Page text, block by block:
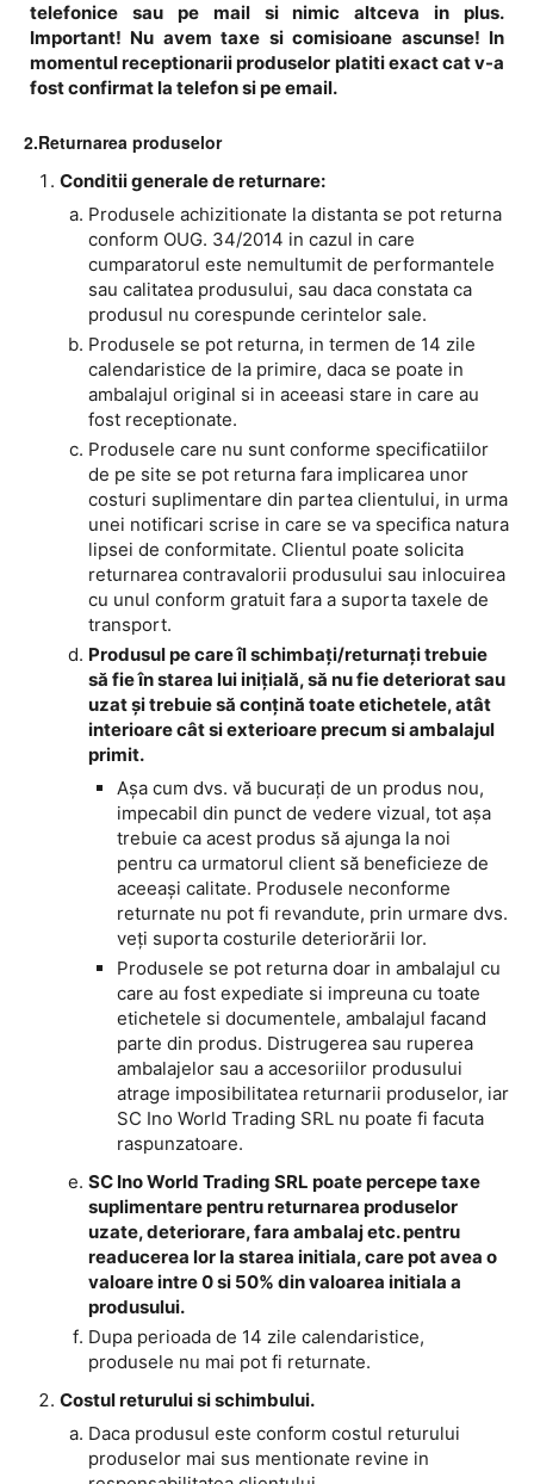
telefonice sau pe mail si nimic altceva in plus.
Important! Nu avem taxe si comisioane ascunse! In
momentul receptionarii produselor platiti exact cat v-a
fost confirmat la telefon si pe email.
2.Returnarea produselor
Conditii generale de returnare:
Produsele achizitionate la distanta se pot returna
conform OUG. 34/2014 in cazul in care
cumparatorul este nemultumit de performantele
sau calitatea produsului, sau daca constata ca
produsul nu corespunde cerintelor sale.
Produsele se pot returna, in termen de 14 zile
calendaristice de la primire, daca se poate in
ambalajul original si in aceeasi stare in care au
fost receptionate.
Produsele care nu sunt conforme specificatiilor
de pe site se pot returna fara implicarea unor
costuri suplimentare din partea clientului, in urma
unei notificari scrise in care se va specifica natura
lipsei de conformitate. Clientul poate solicita
returnarea contravalorii produsului sau inlocuirea
cu unul conform gratuit fara a suporta taxele de
transport.
Produsul pe care îl schimbaţi/returnaţi trebuie
să fie în starea lui iniţială, să nu fie deteriorat sau
uzat şi trebuie să conțină toate etichetele, atât
interioare cât si exterioare precum si ambalajul
primit.
Așa cum dvs. vă bucurați de un produs nou,
impecabil din punct de vedere vizual, tot așa
trebuie ca acest produs să ajunga la noi
pentru ca urmatorul client să beneficieze de
aceeași calitate. Produsele neconforme
returnate nu pot fi revandute, prin urmare dvs.
veți suporta costurile deteriorării lor.
Produsele se pot returna doar in ambalajul cu
care au fost expediate si impreuna cu toate
etichetele si documentele, ambalajul facand
parte din produs. Distrugerea sau ruperea
ambalajelor sau a accesoriilor produsului
atrage imposibilitatea returnarii produselor, iar
SC Ino World Trading SRL nu poate fi facuta
raspunzatoare.
SC Ino World Trading SRL poate percepe taxe
suplimentare pentru returnarea produselor
uzate, deteriorare, fara ambalaj etc. pentru
readucerea lor la starea initiala, care pot avea o
valoare intre 0 si 50% din valoarea initiala a
produsului.
Dupa perioada de 14 zile calendaristice,
produsele nu mai pot fi returnate.
Costul returului si schimbului.
Daca produsul este conform costul returului
produselor mai sus mentionate revine in